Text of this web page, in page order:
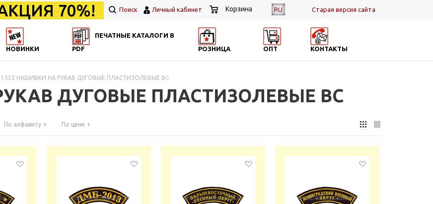
RU Cтарая версия сайта
70%! Поиск Личный кабинет Корзина
НОВИНКИ
ПЕЧАТНЫЕ КАТАЛОГИ В
PDF
РОЗНИЦА ОПТ КОНТАКТЫ
1532 НАШИВКИ НА РУКАВ ДУГОВЫЕ ПЛАСТИЗОЛЕВЫЕ ВС
ДУГОВЫЕ ПЛАСТИЗОЛЕВЫЕ ВС
По алфавиту По цене